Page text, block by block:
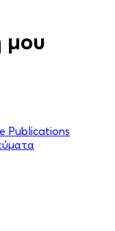
μου
Publications